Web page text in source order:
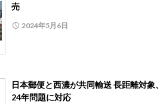
売
2024年5月6日
日本郵便と西濃が共同輸送 長距離対象、
24年問題に対応